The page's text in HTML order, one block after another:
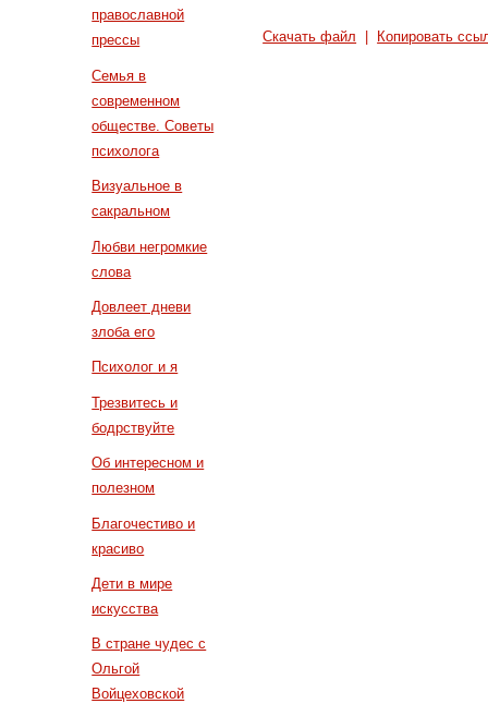
православной
прессы
Семья в
современном
обществе. Советы
психолога
Визуальное в
сакральном
Любви негромкие
слова
Довлеет дневи
злоба его
Психолог и я
Трезвитесь и
бодрствуйте
Об интересном и
полезном
Благочестиво и
красиво
Дети в мире
искусства
В стране чудес с
Ольгой
Войцеховской
Скачать файл Копировать